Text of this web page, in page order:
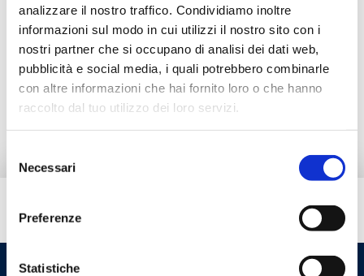
analizzare il nostro traffico. Condividiamo inoltre
informazioni sul modo in cui utilizzi il nostro sito con i
nostri partner che si occupano di analisi dei dati web,
pubblicità e social media, i quali potrebbero combinarle
con altre informazioni che hai fornito loro o che hanno
raccolto dal tuo utilizzo dei loro servizi.
delNecessari
Preferenze
Statistiche
Documentación
Accesorios